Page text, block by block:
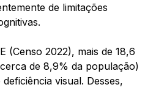
de limitações
(Censo 2022), mais de 18,6
de 8,9% da população)
visual. Desses,